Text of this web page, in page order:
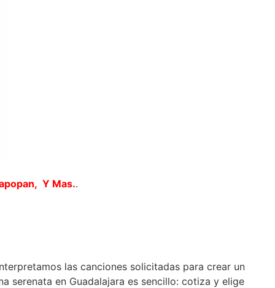
Y Mas..
las canciones solicitadas para crear un
serenata en Guadalajara es sencillo: cotiza y elige